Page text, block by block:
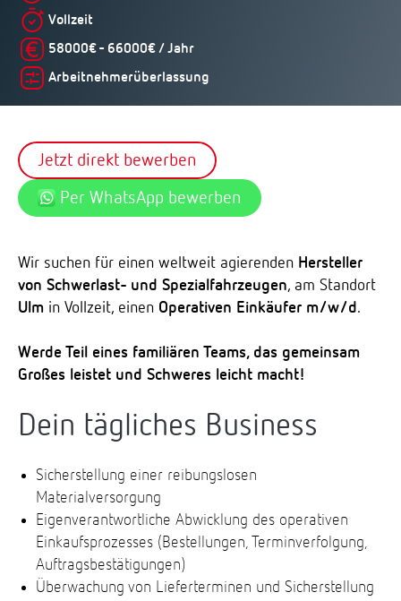
Vollzeit
58000€ - 66000€ / Jahr
Arbeitnehmerüberlassung
Jetzt direkt bewerben
Per WhatsApp bewerben
Wir suchen für einen weltweit agierenden Hersteller
von Schwerlast- und Spezialfahrzeugen, am Standort
Ulm in Vollzeit, einen Operativen Einkäufer m/w/d.
Werde Teil eines familiären Teams, das gemeinsam
Großes leistet und Schweres leicht macht!
Dein tägliches Business
Sicherstellung einer reibungslosen
Materialversorgung
Eigenverantwortliche Abwicklung des operativen
Einkaufsprozesses (Bestellungen, Terminverfolgung,
Auftragsbestätigungen)
Überwachung von Lieferterminen und Sicherstellung